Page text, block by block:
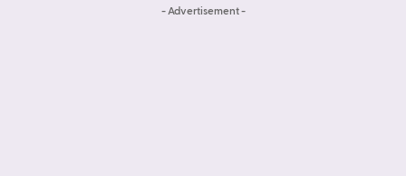
- Advertisement -